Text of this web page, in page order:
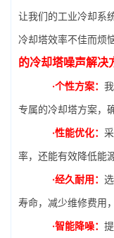
让我们的工业冷却系
冷却塔效率不佳而烦
的冷却塔噪声解决
·个性方案：
专属的冷却塔方案，
·性能优化：
率，还能有效降低能
·经久耐用：
寿命，减少维修费用
·智能降噪：